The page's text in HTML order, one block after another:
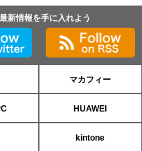
新情報を手に入れよう
マカフィー
HUAWEI
kintone